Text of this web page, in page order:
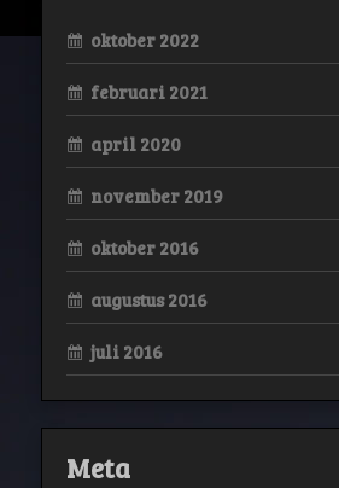
oktober 2022
februari 2021
april 2020
november 2019
oktober 2016
augustus 2016
juli 2016
Meta